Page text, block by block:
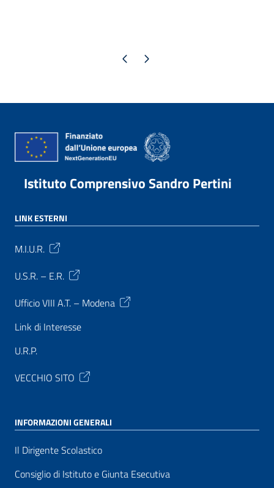
Pagina precedente
Pagina successiva
Istituto Comprensivo Sandro Pertini
LINK ESTERNI
M.I.U.R.
U.S.R. – E.R.
Ufficio VIII A.T. – Modena
Link di Interesse
U.R.P.
VECCHIO SITO
INFORMAZIONI GENERALI
Il Dirigente Scolastico
Consiglio di Istituto e Giunta Esecutiva